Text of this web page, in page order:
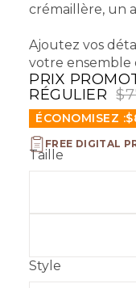
crémaillère, un
Ajoutez vos
votre ensemble
PRIX
RÉGULIER
ÉCONOMISEZ :
FREE DIGITAL
Taille
Style